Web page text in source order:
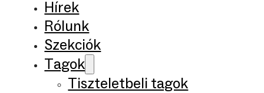
Hírek
Rólunk
Szekciók
Tagok
Tiszteletbeli tagok